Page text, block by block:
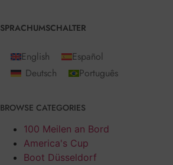
SPRACHUMSCHALTER
English
Español
Deutsch
Português
BROWSE CATEGORIES
100 Meilen an Bord
America's Cup
Boot Düsseldorf